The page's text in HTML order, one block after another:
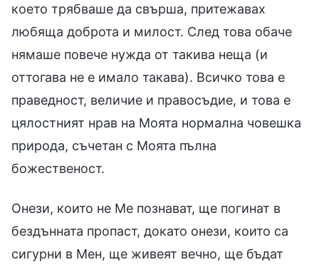
което трябваше да свърша, притежавах
любяща доброта и милост. След това обаче
нямаше повече нужда от такива неща (и
оттогава не е имало такава). Всичко това е
праведност, величие и правосъдие, и това е
цялостният нрав на Моята нормална човешка
природа, съчетан с Моята пълна
божественост.
Онези, които не Ме познават, ще погинат в
бездънната пропаст, докато онези, които са
сигурни в Мен, ще живеят вечно, ще бъдат